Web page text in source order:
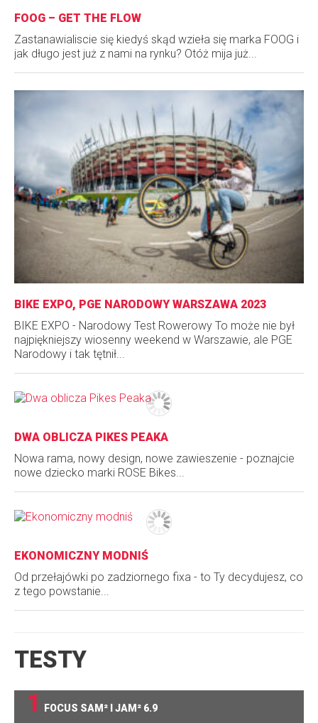
FOOG – GET THE FLOW
Zastanawialiscie się kiedyś skąd wzieła się marka FOOG i
jak długo jest już z nami na rynku? Otóż mija już...
BIKE EXPO, PGE NARODOWY WARSZAWA 2023
BIKE EXPO - Narodowy Test Rowerowy To może nie był
najpiękniejszy wiosenny weekend w Warszawie, ale PGE
Narodowy i tak tętnił...
DWA OBLICZA PIKES PEAKA
Nowa rama, nowy design, nowe zawieszenie - poznajcie
nowe dziecko marki ROSE Bikes...
EKONOMICZNY MODNIŚ
Od przełajówki po zadziornego fixa - to Ty decydujesz, co
z tego powstanie...
TESTY
1
FOCUS SAM² I JAM² 6.9